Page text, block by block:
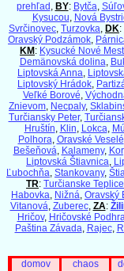
prehľad , BY: Bytča,
Kysucou, Nová
Svrčinovec, Turzovka, DK:
Oravský Podzámok,
KM : Kysucké Nové
Demänovská dolina,
Liptovská Anna,
Liptovský Hrádok,
Veľké Borové,
Znievom, Necpaly,
Turčiansky Peter,
Hruštín, Klin, Lokca,
Polhora, Oravské Veselé
Bešeňová, Kalameny,
Liptovská Štiavnica,
Ľubochňa, Stankovany,
TR: Turčianske Teplice
Habovka, Nižná, Oravský
Vitanová, Zuberec, ZA:
Hričov, Hričovské
Paština Závada, Rajec,
domov chaos